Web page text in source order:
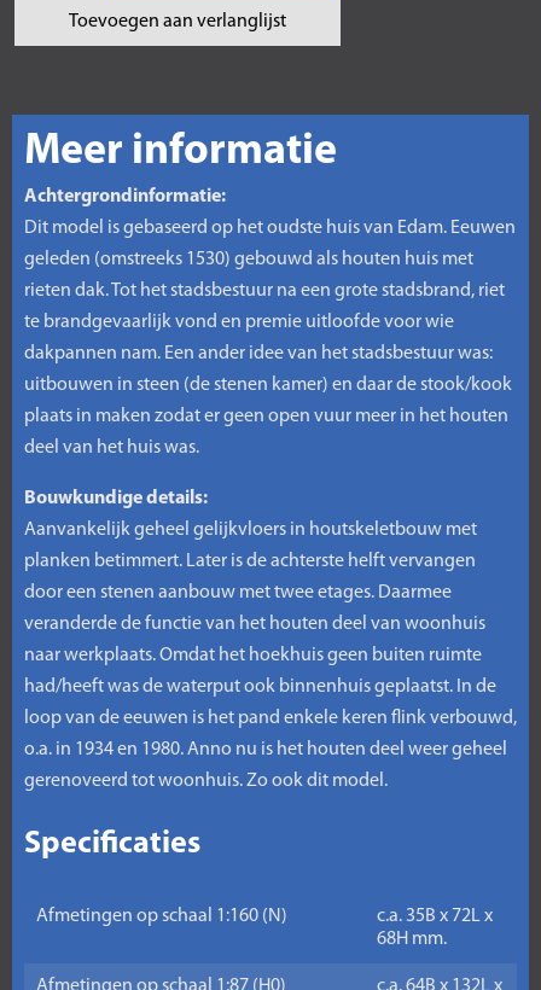
Toevoegen aan verlanglijst
Meer informatie
Achtergrondinformatie:
Dit model is gebaseerd op het oudste huis van Edam. Eeuwen
geleden (omstreeks 1530) gebouwd als houten huis met
rieten dak. Tot het stadsbestuur na een grote stadsbrand, riet
te brandgevaarlijk vond en premie uitloofde voor wie
dakpannen nam. Een ander idee van het stadsbestuur was:
uitbouwen in steen (de stenen kamer) en daar de stook/kook
plaats in maken zodat er geen open vuur meer in het houten
deel van het huis was.
Bouwkundige details:
Aanvankelijk geheel gelijkvloers in houtskeletbouw met
planken betimmert. Later is de achterste helft vervangen
door een stenen aanbouw met twee etages. Daarmee
veranderde de functie van het houten deel van woonhuis
naar werkplaats. Omdat het hoekhuis geen buiten ruimte
had/heeft was de waterput ook binnenhuis geplaatst. In de
loop van de eeuwen is het pand enkele keren flink verbouwd,
o.a. in 1934 en 1980. Anno nu is het houten deel weer geheel
gerenoveerd tot woonhuis. Zo ook dit model.
Specificaties
Afmetingen op schaal 1:160 (N)
c.a. 35B x 72L x
68H mm.